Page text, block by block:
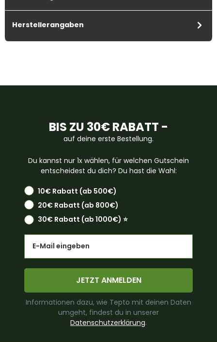
Herstellerangaben
BIS ZU 30€ RABATT -
auf deine erste Bestellung.
Du kannst nur 1x wählen, für welchen Gutschein
entscheidest du dich? Du hast die Wahl:
10€ Rabatt (ab 500€)
20€ Rabatt (ab 800€)
30€ Rabatt (ab 1000€) ⭐️
JETZT ANMELDEN
Informationen dazu, wie Tepto mit deinen Daten
umgeht, findest du in unserer
Datenschutzerklärung.